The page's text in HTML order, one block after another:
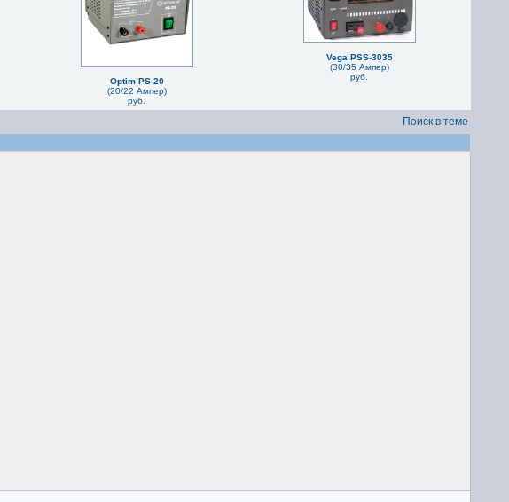
Optim PS-20
(20/22 Ампер)
руб.
Vega PSS-3035
(30/35 Ампер)
руб.
Поиск в теме